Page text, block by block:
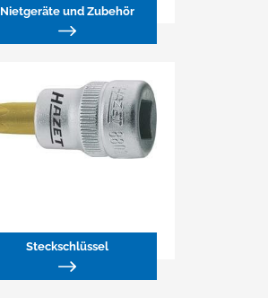
Nietgeräte und Zubehör
Steckschlüssel